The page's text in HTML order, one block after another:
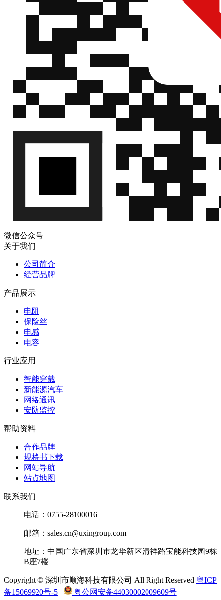
微信公众号
关于我们
公司简介
经营品牌
产品展示
电阻
保险丝
电感
电容
行业应用
智能穿戴
新能源汽车
网络通讯
安防监控
帮助资料
合作品牌
规格书下载
网站导航
站点地图
联系我们
电话：0755-28100016
邮箱：sales.cn@uxingroup.com
地址：中国广东省深圳市龙华新区清祥路宝能科技园9栋
B座7楼
Copyright © 深圳市顺海科技有限公司 All Right Reserved 粤ICP
备15069920号-5
粤公网安备44030002009609号